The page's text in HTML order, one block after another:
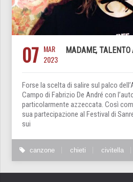
07 MAR
2023
MADAME, TALENTO
Forse la scelta di salire sul palco
Campo di Fabrizio De André con
particolarmente azzeccata. Così
sua partecipazione al Festival di
sui
canzone chieti civitella